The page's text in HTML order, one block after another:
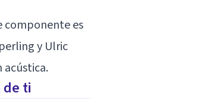
componente es
y Ulric
acústica.
ti